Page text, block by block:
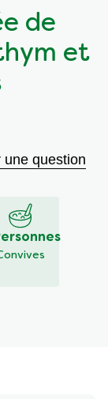
de
et
une question